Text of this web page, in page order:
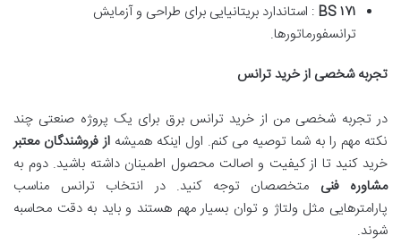
BS۱۷۱
: استاندارد بریتانیایی برای طراحی و آزمایش
ترانسفورماتورها.
تجربه شخصی از خرید ترانس
در تجربه شخصی من از خرید ترانس برق برای یک پروژه صنعتی چند
نکته مهم را به شما توصیه می کنم. اول اینکه همیشه از فروشندگان معتبر
خرید کنید تا از کیفیت و اصالت محصول اطمینان داشته باشید. دوم به
مشاوره فنی متخصصان توجه کنید. در انتخاب ترانس مناسب
پارامترهایی مثل ولتاژ و توان بسیار مهم هستند و باید به دقت محاسبه
شوند.